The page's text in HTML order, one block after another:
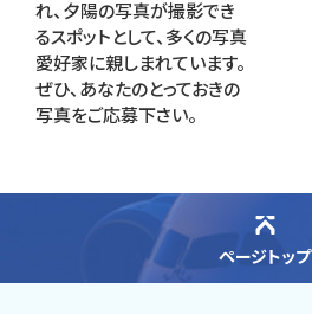
れ、夕陽の写真が撮影でき
るスポットとして、多くの写真
愛好家に親しまれています。
ぜひ、あなたのとっておきの
写真をご応募下さい。
ページトップ